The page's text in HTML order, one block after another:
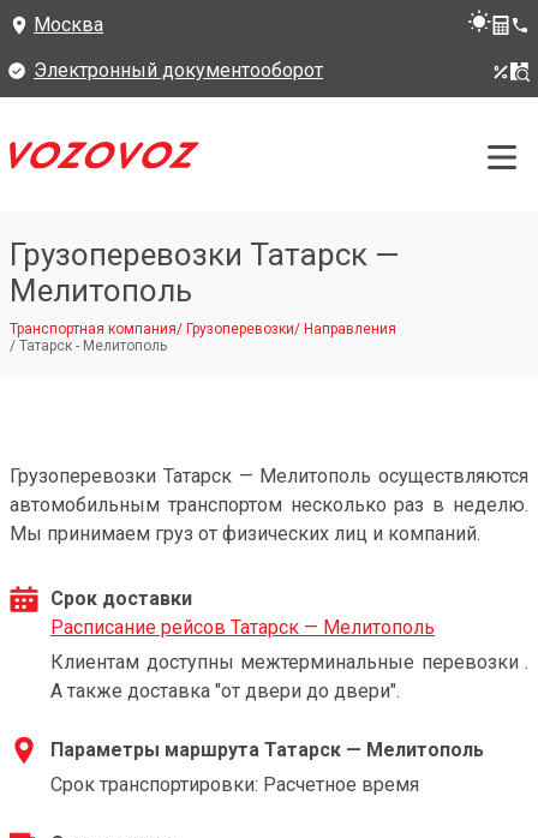
Москва
Электронный документооборот
Грузоперевозки Татарск —
Мелитополь
Транспортная компания/ Грузоперевозки/ Направления
/ Татарск - Мелитополь
Грузоперевозки Татарск — Мелитополь осуществляются
автомобильным транспортом несколько раз в неделю.
Мы принимаем груз от физических лиц и компаний.
Срок доставки
Расписание рейсов Татарск — Мелитополь
Клиентам доступны межтерминальные перевозки .
А также доставка "от двери до двери".
Параметры маршрута Татарск — Мелитополь
Срок транспортировки: Расчетное время